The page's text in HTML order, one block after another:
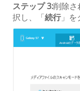
ステップ 3:削除さ
択し、「続行」を